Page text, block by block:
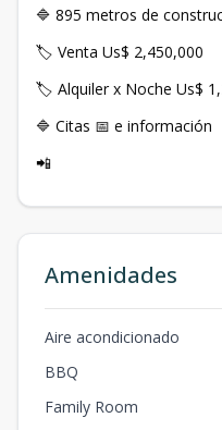
🔷 895 metros de
🏷️ Venta Us$ 2,450,000
🏷️ Alquiler x Noche Us$
🔷 Citas 📅 e información
📲
Amenidades
Aire acondicionado
BBQ
Family Room